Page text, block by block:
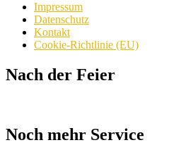
Impressum
Datenschutz
Kontakt
Cookie-Richtlinie (EU)
Nach der Feier
Noch mehr Service